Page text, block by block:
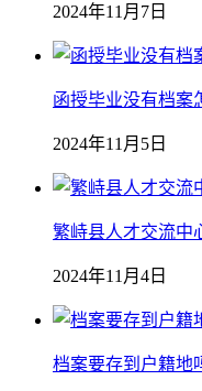
2024年11月7日
函授毕业没有档案
2024年11月5日
繁峙县人才交流中
2024年11月4日
档案要存到户籍地